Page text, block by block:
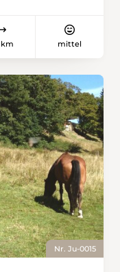
km mittel
Nr. Ju-0015